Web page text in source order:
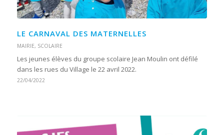
LE CARNAVAL DES MATERNELLES
MAIRIE, SCOLAIRE
Les jeunes élèves du groupe scolaire Jean Moulin ont défilé
dans les rues du Village le 22 avril 2022.
22/04/2022